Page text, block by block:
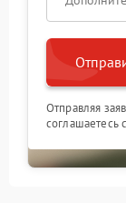
Отправляя
соглашаетесь с